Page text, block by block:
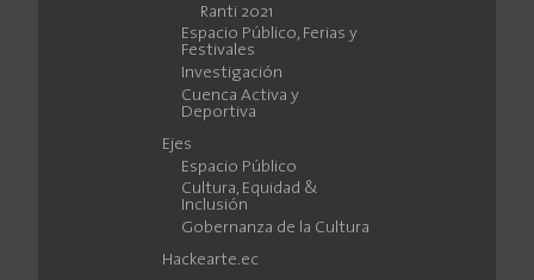
Ranti 2021
Espacio Público, Ferias y
Festivales
Investigación
Cuenca Activa y
Deportiva
Ejes
Espacio Público
Cultura, Equidad &
Inclusión
Gobernanza de la Cultura
Hackearte.ec